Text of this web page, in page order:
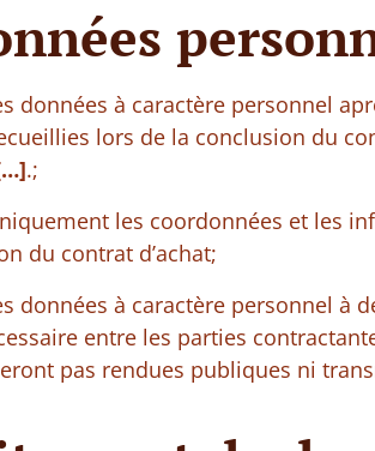
données à caractère personnel
lors de la conclusion du
.;
les coordonnées et les
du contrat d’achat;
données à caractère personnel à
entre les parties
pas rendues publiques ni